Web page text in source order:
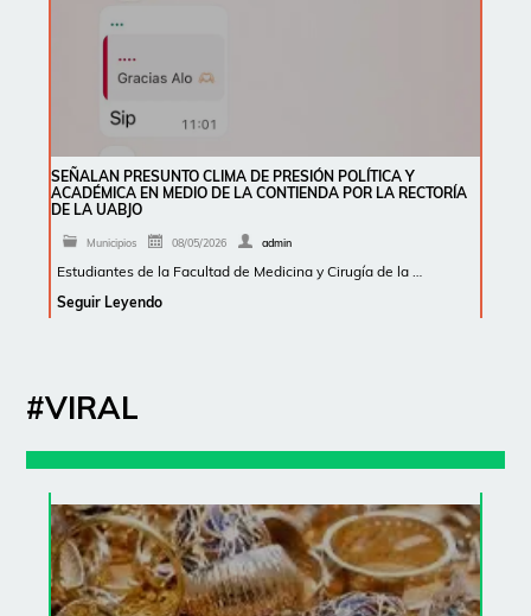
SEÑALAN PRESUNTO CLIMA DE PRESIÓN POLÍTICA Y
ACADÉMICA EN MEDIO DE LA CONTIENDA POR LA RECTORÍA
DE LA UABJO
Municipios 08/05/2026 admin
Estudiantes de la Facultad de Medicina y Cirugía de la …
Seguir Leyendo
#VIRAL